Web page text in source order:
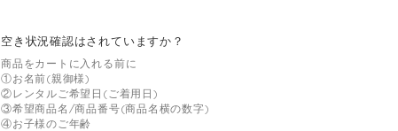
空き状況確認はされていますか？
商品をカートに入れる前に
①お名前(親御様)
②レンタルご希望日(ご着用日)
③希望商品名/商品番号(商品名横の数字)
④お子様のご年齢